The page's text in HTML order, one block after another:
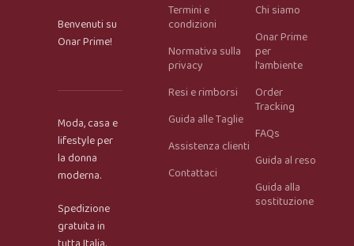
Onar AI Assistant
Benvenuti su
Onar Prime!
Moda, casa e
lifestyle per
la donna
moderna.
Spedizione
gratuita in
Termini e
condizioni
Normativa sulla
privacy
Resi e rimborsi
Guida alle Taglie
Assistenza clienti
Contattaci
Chi siamo
Onar Prime
per
l'ambiente
Order
Tracking
FAQs
Guida al reso
Guida alla
sostituzione